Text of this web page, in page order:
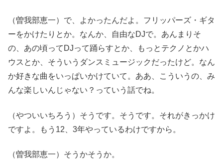
（曽我部恵一）で、よかったんだよ。フリッパーズ・ギタ
ーをかけたりとか。なんか、自由なDJで。あんまりそ
の、あの頃ってDJって踊らすとか、もっとテクノとかハ
ウスとか、そういうダンスミュージックだったけど。なん
か好きな曲をいっぱいかけていて。ああ、こういうの、み
んな楽しいんじゃない？っていう話でね。
（やついいちろう）そうです。そうです。それがきっかけ
ですよ。もう12、3年やっているわけですから。
（曽我部恵一）そうかそうか。